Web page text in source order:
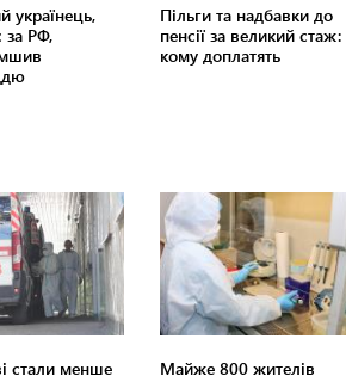
стали менше
Майже 800 жителів